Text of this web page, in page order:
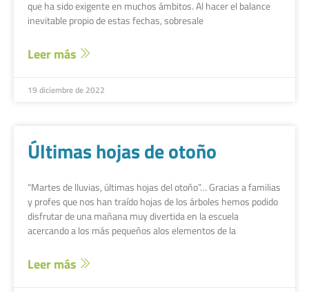
que ha sido exigente en muchos ámbitos. Al hacer el balance
inevitable propio de estas fechas, sobresale
Leer más
19 diciembre de 2022
Últimas hojas de otoño
“Martes de lluvias, últimas hojas del otoño”… Gracias a familias
y profes que nos han traído hojas de los árboles hemos podido
disfrutar de una mañana muy divertida en la escuela
acercando a los más pequeños alos elementos de la
Leer más